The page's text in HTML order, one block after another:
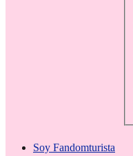
Soy Fandomturista